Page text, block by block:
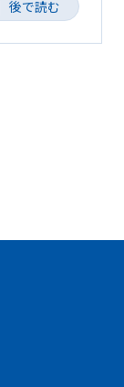
後で読む